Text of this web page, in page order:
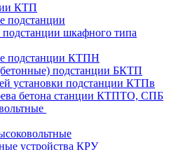
КТП
подстанции
шкафного типа
подстанции КТПН
подстанции БКТП
установки подстанции КТПв
бетона станции КТПТО, СПБ
устройства КРУ